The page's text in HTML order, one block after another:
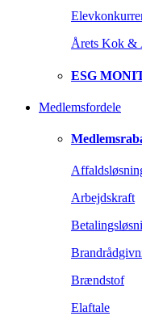
Årets Kok &
ESG
Medlemsfordele
Arbejdskraft
Brændstof
Elaftale